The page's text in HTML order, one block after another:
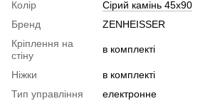
Колір
Сірий камінь 45х90
Бренд
ZENHEISSER
Кріплення на
стіну
в комплекті
Ніжки
в комплекті
Тип управління
електронне